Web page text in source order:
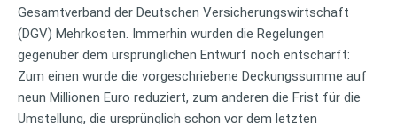
Gesamtverband der Deutschen Versicherungswirtschaft
(DGV) Mehrkosten. Immerhin wurden die Regelungen
gegenüber dem ursprünglichen Entwurf noch entschärft:
Zum einen wurde die vorgeschriebene Deckungssumme auf
neun Millionen Euro reduziert, zum anderen die Frist für die
Umstellung, die ursprünglich schon vor dem letzten